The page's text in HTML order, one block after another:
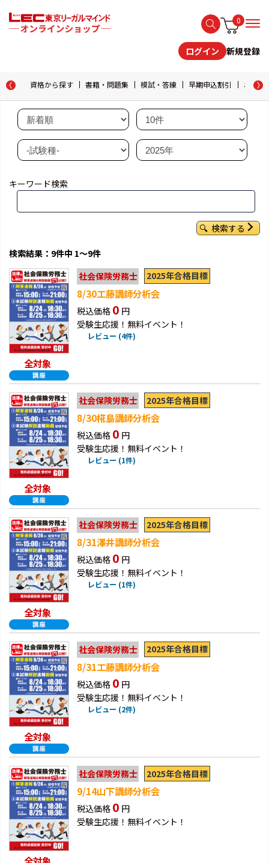
0
ログイン 新規登録
資格から探す 書籍・問題集 模試・答練 早期申込割引 おため
キーワード検索
検索する
検索結果：9件中 1～9件
全対象
社会保険労務士 2025年合格目標
8/30工藤講師分析会
税込価格 0 円
受験生応援！無料イベント！
レビュー (4件)
全対象
社会保険労務士 2025年合格目標
8/30椛島講師分析会
税込価格 0 円
受験生応援！無料イベント！
レビュー (1件)
全対象
社会保険労務士 2025年合格目標
8/31澤井講師分析会
税込価格 0 円
受験生応援！無料イベント！
レビュー (1件)
全対象
社会保険労務士 2025年合格目標
8/31工藤講師分析会
税込価格 0 円
受験生応援！無料イベント！
レビュー (2件)
社会保険労務士 2025年合格目標
9/14山下講師分析会
税込価格 0 円
受験生応援！無料イベント！